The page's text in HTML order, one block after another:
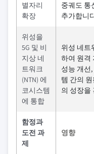
별자리
확장
중궤도 통
추가합니
위성을
5G 및 비
지상 네
트워크
(NTN) 에
코시스템
에 통합
위성 네트
하여 원격
성능 개선
템 간의
의 성장을
함정과
도전 과
제
영향